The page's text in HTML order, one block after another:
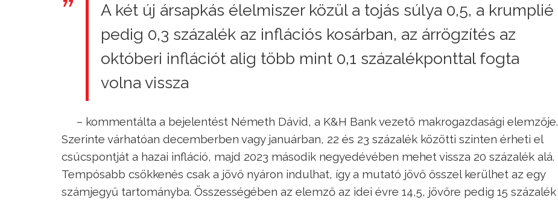
A két új ársapkás élelmiszer közül a tojás súlya 0,5, a krumplié
pedig 0,3 százalék az inflációs kosárban, az árrögzítés az
októberi inflációt alig több mint 0,1 százalékponttal fogta
volna vissza
– kommentálta a bejelentést Németh Dávid, a K&H Bank vezető makrogazdasági elemzője.
Szerinte várhatóan decemberben vagy januárban, 22 és 23 százalék közötti szinten érheti el
csúcspontját a hazai infláció, majd 2023 második negyedévében mehet vissza 20 százalék alá.
Tempósabb csökkenés csak a jövő nyáron indulhat, így a mutató jövő ősszel kerülhet az egy
számjegyű tartományba. Összességében az elemző az idei évre 14,5, jövőre pedig 15 százalék